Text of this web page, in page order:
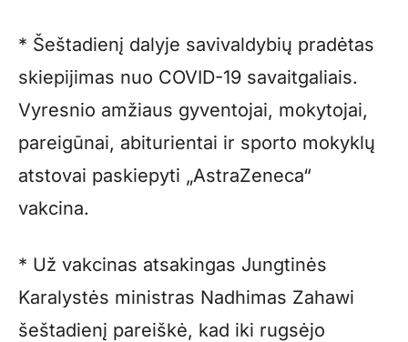
* Šeštadienį dalyje savivaldybių pradėtas
skiepijimas nuo COVID-19 savaitgaliais.
Vyresnio amžiaus gyventojai, mokytojai,
pareigūnai, abiturientai ir sporto mokyklų
atstovai paskiepyti „AstraZeneca“
vakcina.
* Už vakcinas atsakingas Jungtinės
Karalystės ministras Nadhimas Zahawi
šeštadienį pareiškė, kad iki rugsėjo